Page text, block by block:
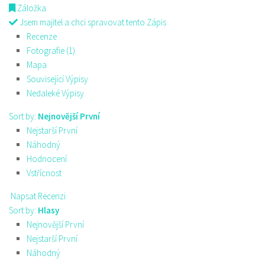
Záložka
Jsem majitel a chci spravovat tento Zápis
Recenze
Fotografie (1)
Mapa
Související Výpisy
Nedaleké Výpisy
Sort by: Nejnovější První
Nejstarší První
Náhodný
Hodnocení
Vstřícnost
Napsat Recenzi
Sort by: Hlasy
Nejnovější První
Nejstarší První
Náhodný